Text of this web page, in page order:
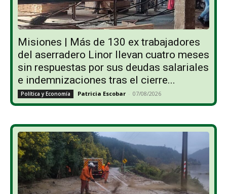
Misiones | Más de 130 ex trabajadores
del aserradero Linor llevan cuatro meses
sin respuestas por sus deudas salariales
e indemnizaciones tras el cierre...
Política y Economía Patricia Escobar - 07/08/2026